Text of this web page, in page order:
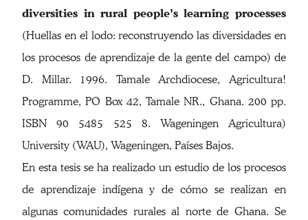
diversities in rural people’s learning processes
(Huellas en el lodo: reconstruyendo las diversidades en
los procesos de aprendizaje de la gente del campo) de
D. Millar. 1996. Tamale Archdiocese, Agricultura!
Programme, PO Box 42, Tamale NR., Ghana. 200 pp.
ISBN 90 5485 525 8. Wageningen Agricultura)
University (WAU), Wageningen, Países Bajos.
En esta tesis se ha realizado un estudio de los procesos
de aprendizaje indígena y de cómo se realizan en
algunas comunidades rurales al norte de Ghana. Se